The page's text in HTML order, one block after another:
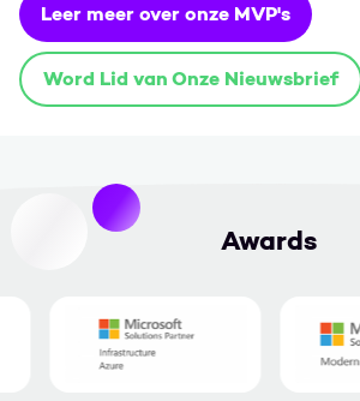
Leer meer over onze MVP's
Word Lid van Onze Nieuwsbrief
Awards